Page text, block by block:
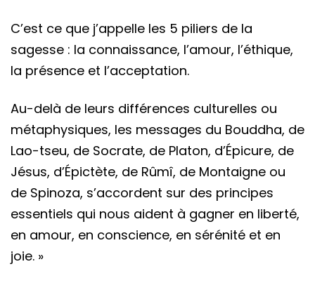
C’est ce que j’appelle les 5 piliers de la
sagesse : la connaissance, l’amour, l’éthique,
la présence et l’acceptation.
Au-delà de leurs différences culturelles ou
métaphysiques, les messages du Bouddha, de
Lao-tseu, de Socrate, de Platon, d’Épicure, de
Jésus, d’Épictète, de Rûmî, de Montaigne ou
de Spinoza, s’accordent sur des principes
essentiels qui nous aident à gagner en liberté,
en amour, en conscience, en sérénité et en
joie. »